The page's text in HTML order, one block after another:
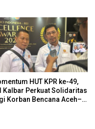
HUT KPR ke-49,
Kalbar Perkuat Solidaritas
Korban Bencana Aceh–